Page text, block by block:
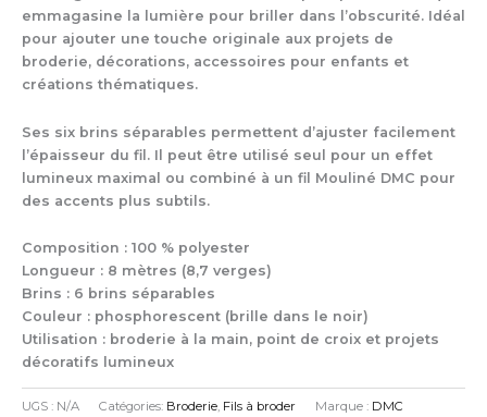
Glow
in
the
dark
emmagasine la lumière pour briller dans l’obscurité. Idéal
pour ajouter une touche originale aux projets de
broderie, décorations, accessoires pour enfants et
créations thématiques.
Ses six brins séparables permettent d’ajuster facilement
l’épaisseur du fil. Il peut être utilisé seul pour un effet
lumineux maximal ou combiné à un fil Mouliné DMC pour
des accents plus subtils.
Composition : 100 % polyester
Longueur : 8 mètres (8,7 verges)
Brins : 6 brins séparables
Couleur : phosphorescent (brille dans le noir)
Utilisation : broderie à la main, point de croix et projets
décoratifs lumineux
UGS : N/A Catégories: Broderie Fils à broder Marque : DMC